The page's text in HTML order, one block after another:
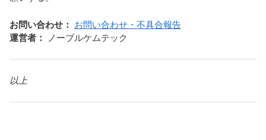
お問い合わせ：
お問い合わせ・不具合報告
運営者：
ノーブルケムテック
以上